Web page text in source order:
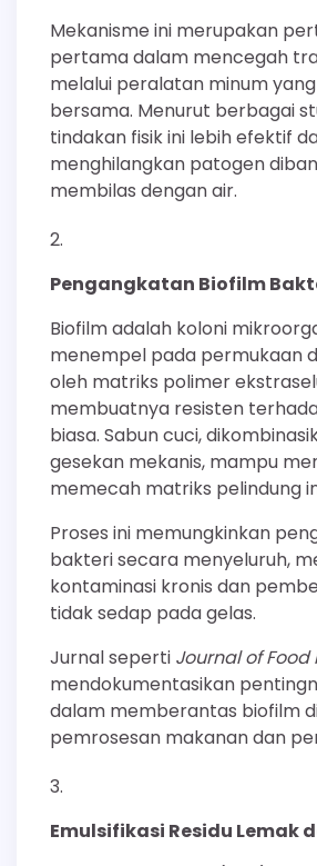
Mekanisme ini merupakan
pertama dalam mencegah
melalui peralatan minum
bersama. Menurut berbagai
tindakan fisik ini lebih efektif
menghilangkan patogen
membilas dengan air.
Pengangkatan Biofilm
Biofilm adalah koloni
menempel pada permukaan
oleh matriks polimer
membuatnya resisten
biasa. Sabun cuci,
gesekan mekanis, mampu
memecah matriks pelindung
Proses ini memungkinkan
bakteri secara menyeluruh,
kontaminasi kronis dan
tidak sedap pada gelas.
Jurnal seperti Journal of
mendokumentasikan
dalam memberantas biofilm
pemrosesan makanan dan
Emulsifikasi Residu Lemak